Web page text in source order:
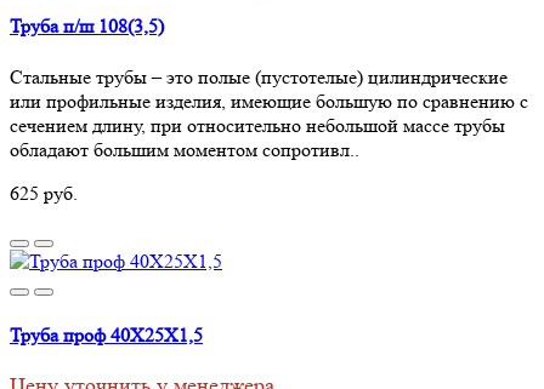
Труба п/ш 108(3,5)
Стальные трубы – это полые (пустотелые) цилиндрические
или профильные изделия, имеющие большую по сравнению с
сечением длину, при относительно небольшой массе трубы
обладают большим моментом сопротивл..
625 руб.
Труба проф 40Х25Х1,5